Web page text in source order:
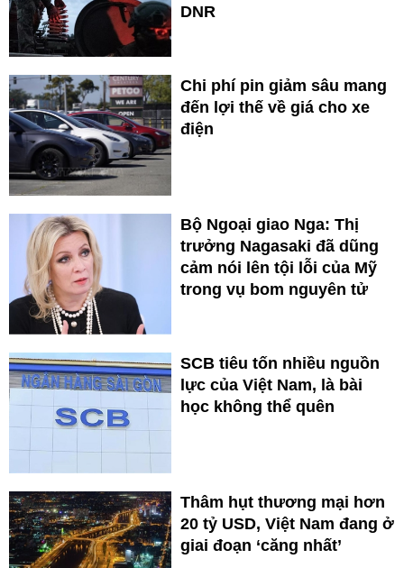
DNR
Chi phí pin giảm sâu mang
đến lợi thế về giá cho xe
điện
Bộ Ngoại giao Nga: Thị
trưởng Nagasaki đã dũng
cảm nói lên tội lỗi của Mỹ
trong vụ bom nguyên tử
SCB tiêu tốn nhiều nguồn
lực của Việt Nam, là bài
học không thể quên
Thâm hụt thương mại hơn
20 tỷ USD, Việt Nam đang ở
giai đoạn ‘căng nhất’